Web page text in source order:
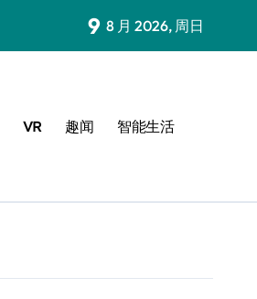
9 8 月 2026, 周日
VR 趣闻 智能生活